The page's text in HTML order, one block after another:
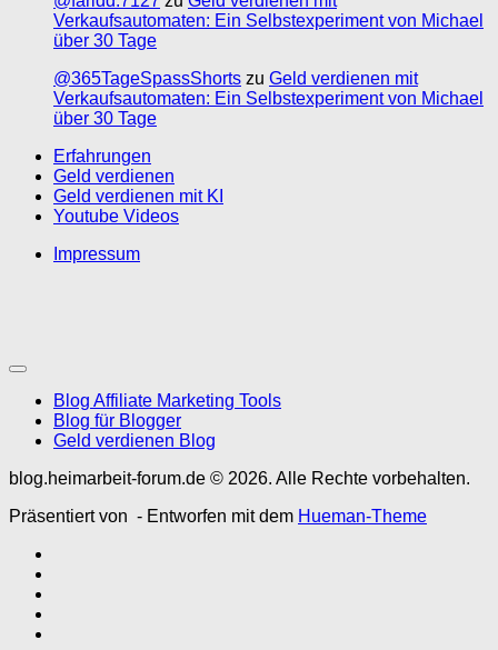
Verkaufsautomaten: Ein Selbstexperiment von Michael
über 30 Tage
@365TageSpassShorts zu Geld verdienen mit
Verkaufsautomaten: Ein Selbstexperiment von Michael
über 30 Tage
Erfahrungen
Geld verdienen
Geld verdienen mit KI
Youtube Videos
Impressum
Blog Affiliate Marketing Tools
Blog für Blogger
Geld verdienen Blog
blog.heimarbeit-forum.de © 2026. Alle Rechte vorbehalten.
Präsentiert von - Entworfen mit dem Hueman-Theme